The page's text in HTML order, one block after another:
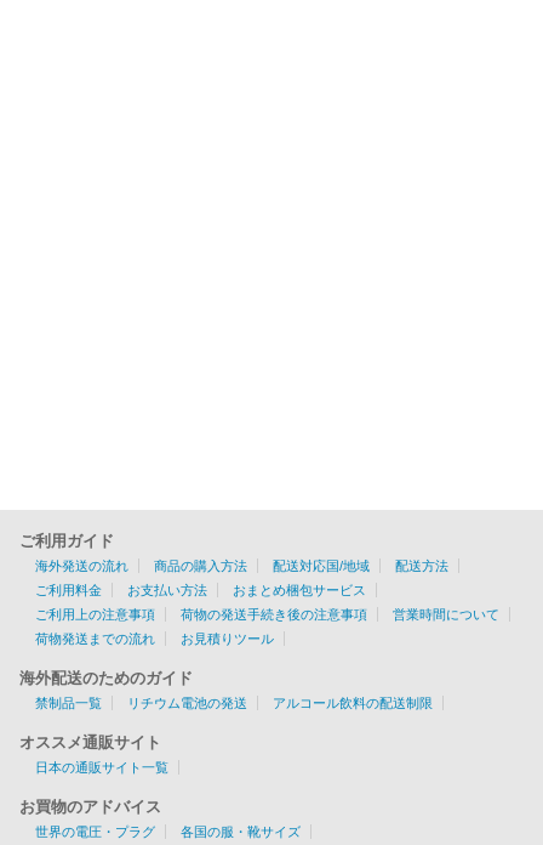
ご利用ガイド
海外発送の流れ 商品の購入方法 配送対応国/地域
配送方法
ご利用料金
お支払い方法
おまとめ梱包サービス
ご利用上の注意事項
荷物の発送手続き後の注意事項
営業時間について
荷物発送までの流れ
お見積りツール
海外配送のためのガイド
禁制品一覧 リチウム電池の発送 アルコール飲料の配送制限
オススメ通販サイト
日本の通販サイト一覧
お買物のアドバイス
世界の電圧・プラグ 各国の服・靴サイズ